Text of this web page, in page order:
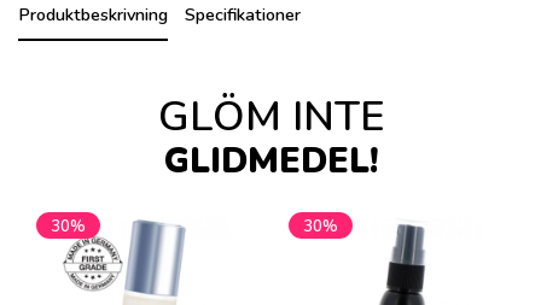
Produktbeskrivning Specifikationer
GLÖM INTE
GLIDMEDEL!
30% 30%